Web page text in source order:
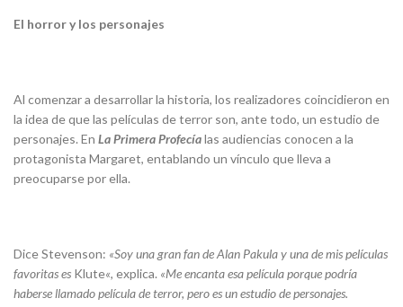
El horror y los personajes
Al comenzar a desarrollar la historia, los realizadores coincidieron en
la idea de que las películas de terror son, ante todo, un estudio de
personajes. En La Primera Profecíalas audiencias conocen a la
protagonista Margaret, entablando un vínculo que lleva a
preocuparse por ella.
Dice Stevenson: «Soy una gran fan de Alan Pakula y una de mis películas
favoritas es Klute«, explica. «Me encanta esa película porque podría
haberse llamado película de terror, pero es un estudio de personajes.